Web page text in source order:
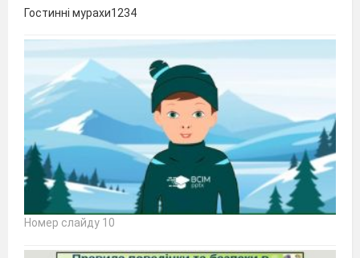
Гостинні мурахи1234
Номер слайду 10